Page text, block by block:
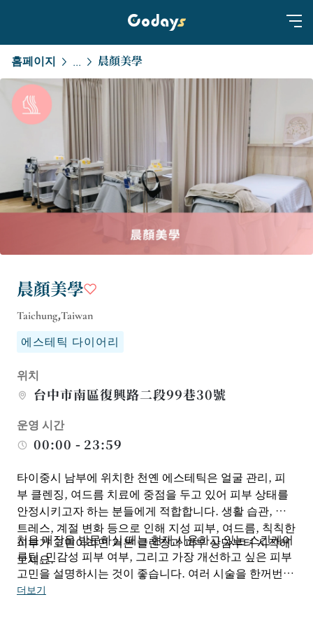
홈페이지 ... 晨顏美學
晨顏美學
Taichung,Taiwan
에스테틱 다이어리
위치
台中市南區復興路二段99巷30號
운영 시간
00:00 - 23:59
타이중시 남부에 위치한 천옌 에스테틱은 얼굴 관리, 피
부 클렌징, 여드름 치료에 중점을 두고 있어 피부 상태를
안정시키고자 하는 분들에게 적합합니다. 생활 습관, 스
트레스, 계절 변화 등으로 인해 지성 피부, 여드름, 칙칙한
피부가 고민이라면 기본 클렌징과 피부 상담부터 시작해
보세요.
처음 매장을 방문하실 때는 현재 사용하고 있는 스킨케어
루틴, 민감성 피부 여부, 그리고 가장 개선하고 싶은 피부
고민을 설명하시는 것이 좋습니다. 여러 시술을 한꺼번에
예약하기보다는 먼저 피부 반응을 살펴본 후, 자신에게
더보기